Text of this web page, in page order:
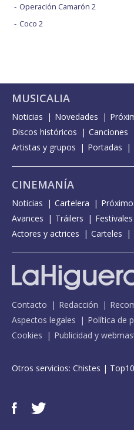
Operación Camarón 2
Coco 2
MUSICALIA
Noticias Novedades
Discos históricos
Canciones
Artistas y grupos
Portadas
CINEMANÍA
Noticias Cartelera
Avances
Tráilers
Actores y actrices
Carteles
Contacto Redacción
Aspectos legales
Política de
Cookies
Publicidad y
Otros servicios: Chistes |